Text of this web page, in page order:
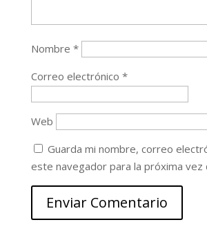
Nombre *
Correo electrónico *
Web
Guarda mi nombre, correo
este navegador para la próxima vez